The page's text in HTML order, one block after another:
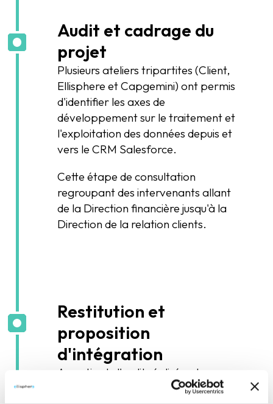
Audit et cadrage du
projet
Plusieurs ateliers tripartites (Client,
Ellisphere et Capgemini) ont permis
d'identifier les axes de
développement sur le traitement et
l'exploitation des données depuis et
vers le CRM Salesforce.
Cette étape de consultation
regroupant des intervenants allant
de la Direction financière jusqu'à la
Direction de la relation clients.
Restitution et
proposition
d'intégration
A partir, de l'audit réalisé notre
équipe a proposé d'intégré